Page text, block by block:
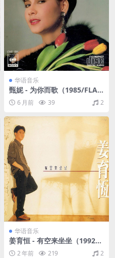
华语音乐
甄妮 - 为你而歌（1985/FLA
C/分轨/226M）
6 月前 39 2
华语音乐
姜育恒 - 有空来坐坐（1992/F
LAC/分轨/249M）
2 年前 219 2